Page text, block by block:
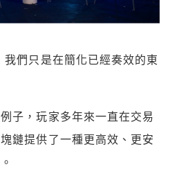
我們只是在簡化已經奏效的東
子，玩家多年來一直在交易
鏈提供了一種更高效、更安